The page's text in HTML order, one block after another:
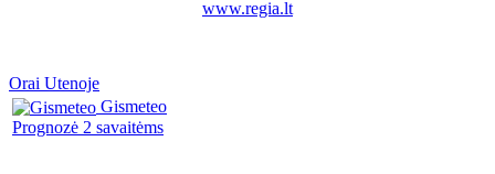
www.regia.lt
Orai Utenoje
Gismeteo
Prognozė 2 savaitėms